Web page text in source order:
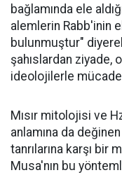
bağlamında ele
alemlerin Rabb'inin
bulunmuştur"
şahıslardan ziyade,
ideolojilerle
Mısır mitolojisi ve
anlamına da
tanrılarına karşı bir
Musa'nın bu